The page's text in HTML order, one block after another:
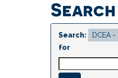
Search
Search:
for